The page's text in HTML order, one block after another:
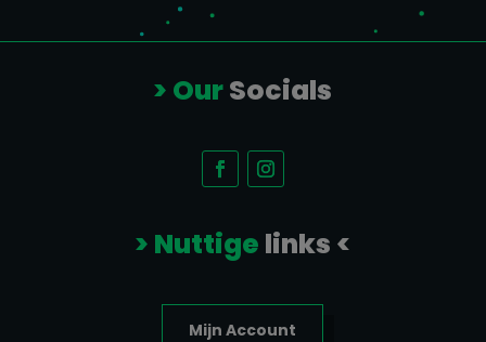
> OurSocials
> Nuttige links <
Mijn Account